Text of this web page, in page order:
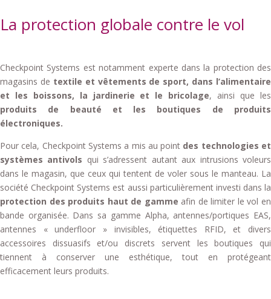
La protection globale contre le vol
Checkpoint Systems est notamment experte dans la protection des
magasins de textile et vêtements de sport, dans l’alimentaire
et les boissons, la jardinerie et le bricolage, ainsi que les
produits de beauté et les boutiques de produits
électroniques.
Pour cela, Checkpoint Systems a mis au point des technologies et
systèmes antivols qui s’adressent autant aux intrusions voleurs
dans le magasin, que ceux qui tentent de voler sous le manteau. La
société Checkpoint Systems est aussi particulièrement investi dans la
protection des produits haut de gamme afin de limiter le vol en
bande organisée. Dans sa gamme Alpha, antennes/portiques EAS,
antennes « underfloor » invisibles, étiquettes RFID, et divers
accessoires dissuasifs et/ou discrets servent les boutiques qui
tiennent à conserver une esthétique, tout en protégeant
efficacement leurs produits.